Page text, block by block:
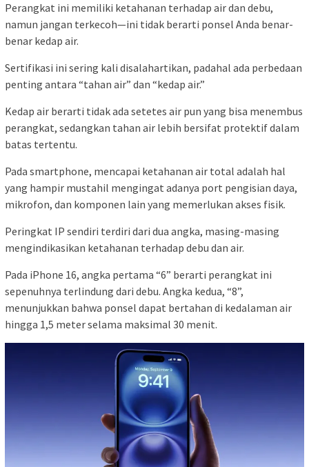
Perangkat ini memiliki ketahanan terhadap air dan debu,
namun jangan terkecoh—ini tidak berarti ponsel Anda benar-
benar kedap air.
Sertifikasi ini sering kali disalahartikan, padahal ada perbedaan
penting antara “tahan air” dan “kedap air.”
Kedap air berarti tidak ada setetes air pun yang bisa menembus
perangkat, sedangkan tahan air lebih bersifat protektif dalam
batas tertentu.
Pada smartphone, mencapai ketahanan air total adalah hal
yang hampir mustahil mengingat adanya port pengisian daya,
mikrofon, dan komponen lain yang memerlukan akses fisik.
Peringkat IP sendiri terdiri dari dua angka, masing-masing
mengindikasikan ketahanan terhadap debu dan air.
Pada iPhone 16, angka pertama “6” berarti perangkat ini
sepenuhnya terlindung dari debu. Angka kedua, “8”,
menunjukkan bahwa ponsel dapat bertahan di kedalaman air
hingga 1,5 meter selama maksimal 30 menit.